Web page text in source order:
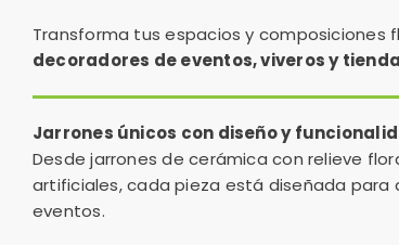
Transforma tus espacios y composiciones
decoradores de eventos, viveros y
Jarrones únicos con diseño y
Desde jarrones de cerámica con relieve
artificiales, cada pieza está diseñada
eventos.